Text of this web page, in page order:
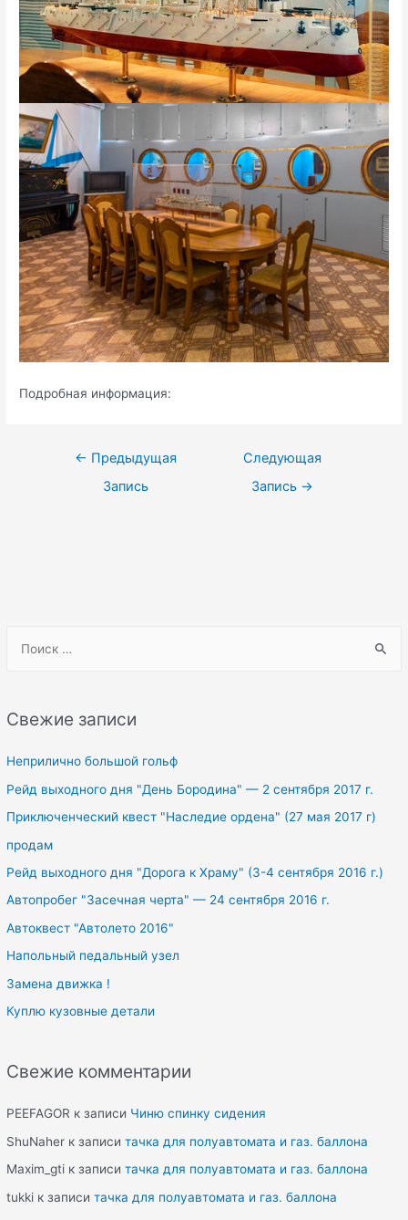
r
h
f
o
Свежие записи
Неприлично большой гольф
Рейд выходного дня "День Бородина" — 2 сентября 2017 г.
Приключенческий квест "Наследие ордена" (27 мая 2017 г)
продам
Рейд выходного дня "Дорога к Храму" (3-4 сентября 2016 г.)
Автопробег "Засечная черта" — 24 сентября 2016 г.
Автоквест "Автолето 2016"
Напольный педальный узел
Замена движка !
Куплю кузовные детали
Свежие комментарии
PEEFAGOR к записи Чиню спинку сидения
ShuNaher к записитачка для полуавтомата и газ. баллона
Maxim_gti к записитачка для полуавтомата и газ. баллона
tukki к записитачка для полуавтомата и газ. баллона
Подробная информация:
Навигация
← Предыдущая
Запись
Следующая
Запись →